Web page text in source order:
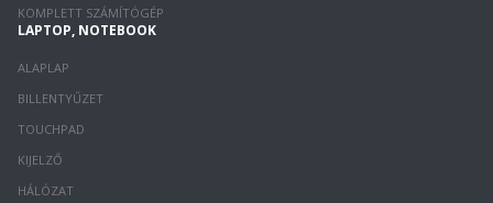
KOMPLETT SZÁMÍTÓGÉP
LAPTOP, NOTEBOOK
ALAPLAP
BILLENTYŰZET
TOUCHPAD
KIJELZŐ
HÁLÓZAT